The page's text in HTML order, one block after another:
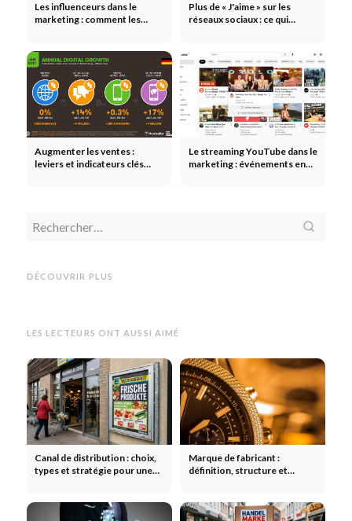
Les influenceurs dans le
marketing : comment les
Plus de « J'aime » sur les
réseaux sociaux : ce qui
Augmenter les ventes :
leviers et indicateurs clés
Le streaming YouTube dans le
marketing : événements en
DÉCOUVRIR PLUS
engagement communautaire
LES LECTEURS ONT AUSSI AIMÉ
Canal de distribution : choix,
types et stratégie pour une
Marque de fabricant :
définition, structure et